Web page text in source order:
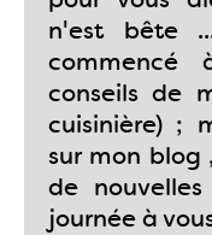
n'est bête
commencé
conseils de
cuisinière) ;
sur mon blog
de
journée à